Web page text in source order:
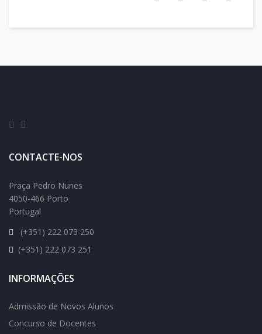
CONTACTE-NOS
Praça Pedro Nunes
4050-466 Porto
Portugal
(+351) 222 073 250
(+351) 222 073 251
INFORMAÇÕES
Admissão de Novos Alunos
Concurso de Docentes